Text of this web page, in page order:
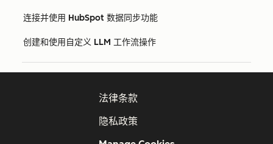
连接并使用 HubSpot 数据同步功能
创建和使用自定义 LLM 工作流操作
法律条款
隐私政策